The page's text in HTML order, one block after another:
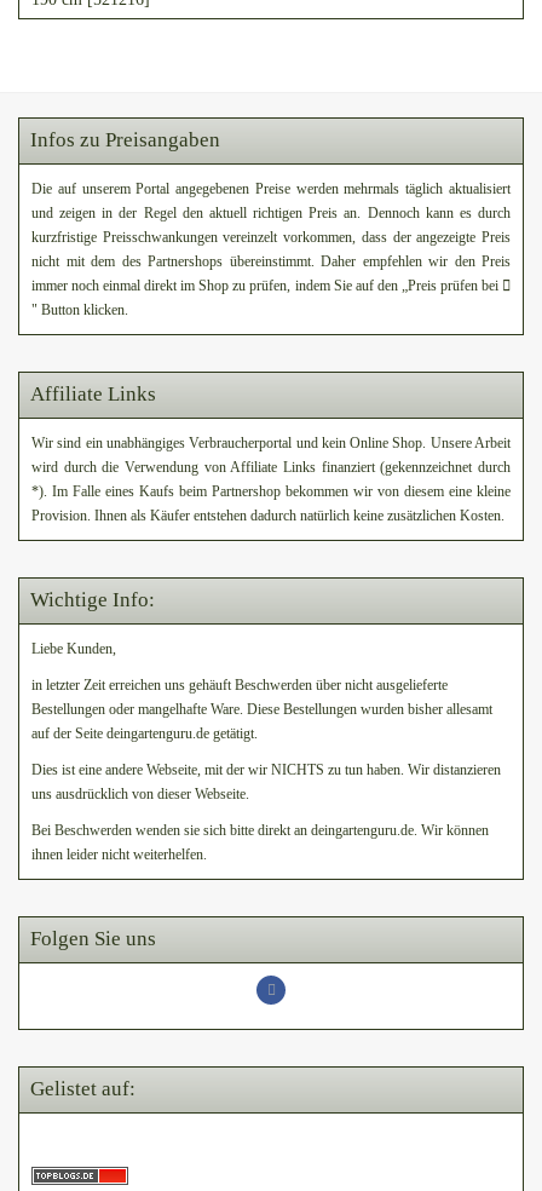
Infos zu Preisangaben
Die auf unserem Portal angegebenen Preise werden mehrmals täglich aktualisiert
und zeigen in der Regel den aktuell richtigen Preis an. Dennoch kann es durch
kurzfristige Preisschwankungen vereinzelt vorkommen, dass der angezeigte Preis
nicht mit dem des Partnershops übereinstimmt. Daher empfehlen wir den Preis
immer noch einmal direkt im Shop zu prüfen, indem Sie auf den „Preis prüfen bei
" Button klicken.
Affiliate Links
Wir sind ein unabhängiges Verbraucherportal und kein Online Shop. Unsere Arbeit
wird durch die Verwendung von Affiliate Links finanziert (gekennzeichnet durch
*). Im Falle eines Kaufs beim Partnershop bekommen wir von diesem eine kleine
Provision. Ihnen als Käufer entstehen dadurch natürlich keine zusätzlichen Kosten.
Wichtige Info:
Liebe Kunden,
in letzter Zeit erreichen uns gehäuft Beschwerden über nicht ausgelieferte
Bestellungen oder mangelhafte Ware. Diese Bestellungen wurden bisher allesamt
auf der Seite deingartenguru.de getätigt.
Dies ist eine andere Webseite, mit der wir NICHTS zu tun haben. Wir distanzieren
uns ausdrücklich von dieser Webseite.
Bei Beschwerden wenden sie sich bitte direkt an deingartenguru.de. Wir können
ihnen leider nicht weiterhelfen.
Folgen Sie uns
Gelistet auf: